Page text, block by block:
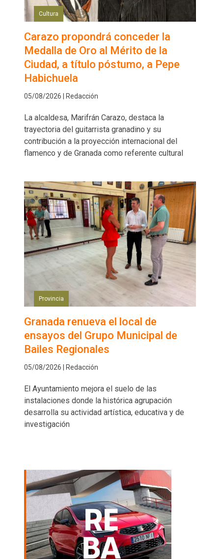
Cultura
Carazo propondrá conceder la
Medalla de Oro al Mérito de la
Ciudad, a título póstumo, a Pepe
Habichuela
05/08/2026 | Redacción
La alcaldesa, Marifrán Carazo, destaca la
trayectoria del guitarrista granadino y su
contribución a la proyección internacional del
flamenco y de Granada como referente cultural
Provincia
Granada renueva el local de
ensayos del Grupo Municipal de
Bailes Regionales
05/08/2026 | Redacción
El Ayuntamiento mejora el suelo de las
instalaciones donde la histórica agrupación
desarrolla su actividad artística, educativa y de
investigación